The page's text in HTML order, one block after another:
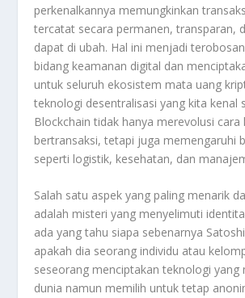
perkenalkannya memungkinkan
tercatat secara permanen, transparan,
dapat di ubah. Hal ini menjadi
bidang keamanan digital dan
untuk seluruh ekosistem mata uang
teknologi desentralisasi yang kita kenal
Blockchain tidak hanya merevolusi cara
bertransaksi, tetapi juga memengaruhi
seperti logistik, kesehatan, dan
Salah satu aspek yang paling menarik
adalah misteri yang menyelimuti
ada yang tahu siapa sebenarnya
apakah dia seorang individu atau
seseorang menciptakan teknologi yang
dunia namun memilih untuk tetap